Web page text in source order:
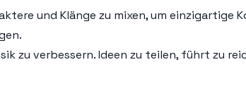
und Klänge zu mixen, um einzigartige
zu verbessern. Ideen zu teilen, führt zu